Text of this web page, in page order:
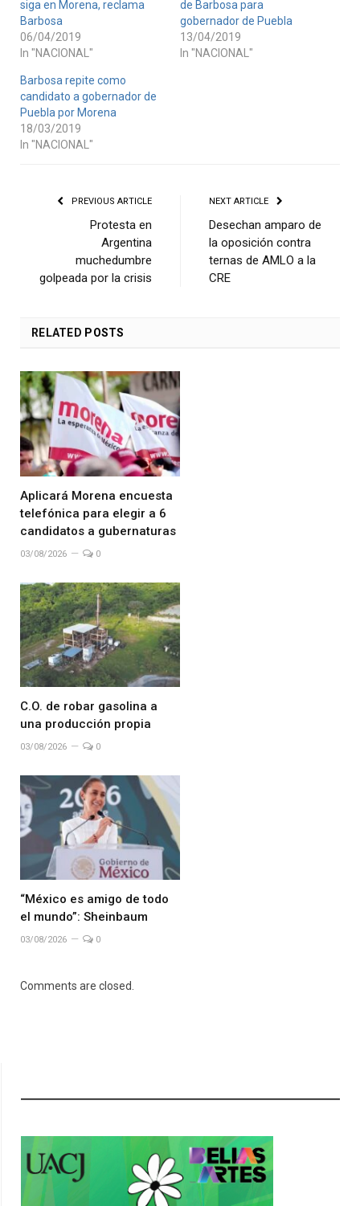
siga en Morena, reclama
Barbosa
06/04/2019
In "NACIONAL"
de Barbosa para
gobernador de Puebla
13/04/2019
In "NACIONAL"
Barbosa repite como
candidato a gobernador de
Puebla por Morena
18/03/2019
In "NACIONAL"
PREVIOUS ARTICLE
Protesta en
Argentina
muchedumbre
golpeada por la crisis
NEXT ARTICLE
Desechan amparo de
la oposición contra
ternas de AMLO a la
CRE
RELATED POSTS
Aplicará Morena encuesta
telefónica para elegir a 6
candidatos a gubernaturas
03/08/2026 0
C.O. de robar gasolina a
una producción propia
03/08/2026 0
“México es amigo de todo
el mundo”: Sheinbaum
03/08/2026 0
Comments are closed.